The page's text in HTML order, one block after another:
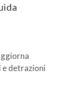
e detrazioni